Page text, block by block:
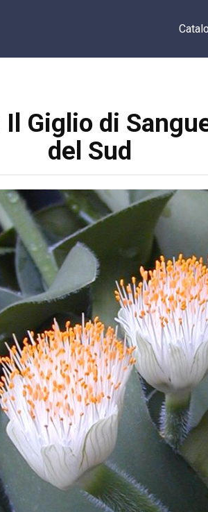
Giglio di
del Sud